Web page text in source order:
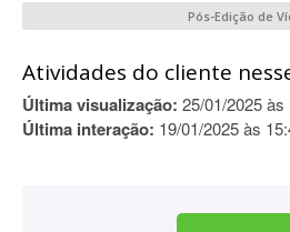
Pós-Edição de
Atividades do cliente
Última visualização: 25/01/2025 às
Última interação: 19/01/2025 às